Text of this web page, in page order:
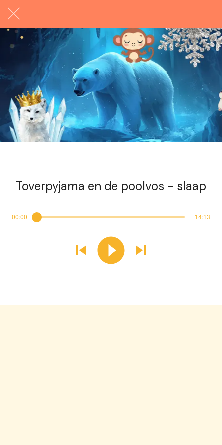
Toverpyjama en de poolvos - slaap
00:00 14:13